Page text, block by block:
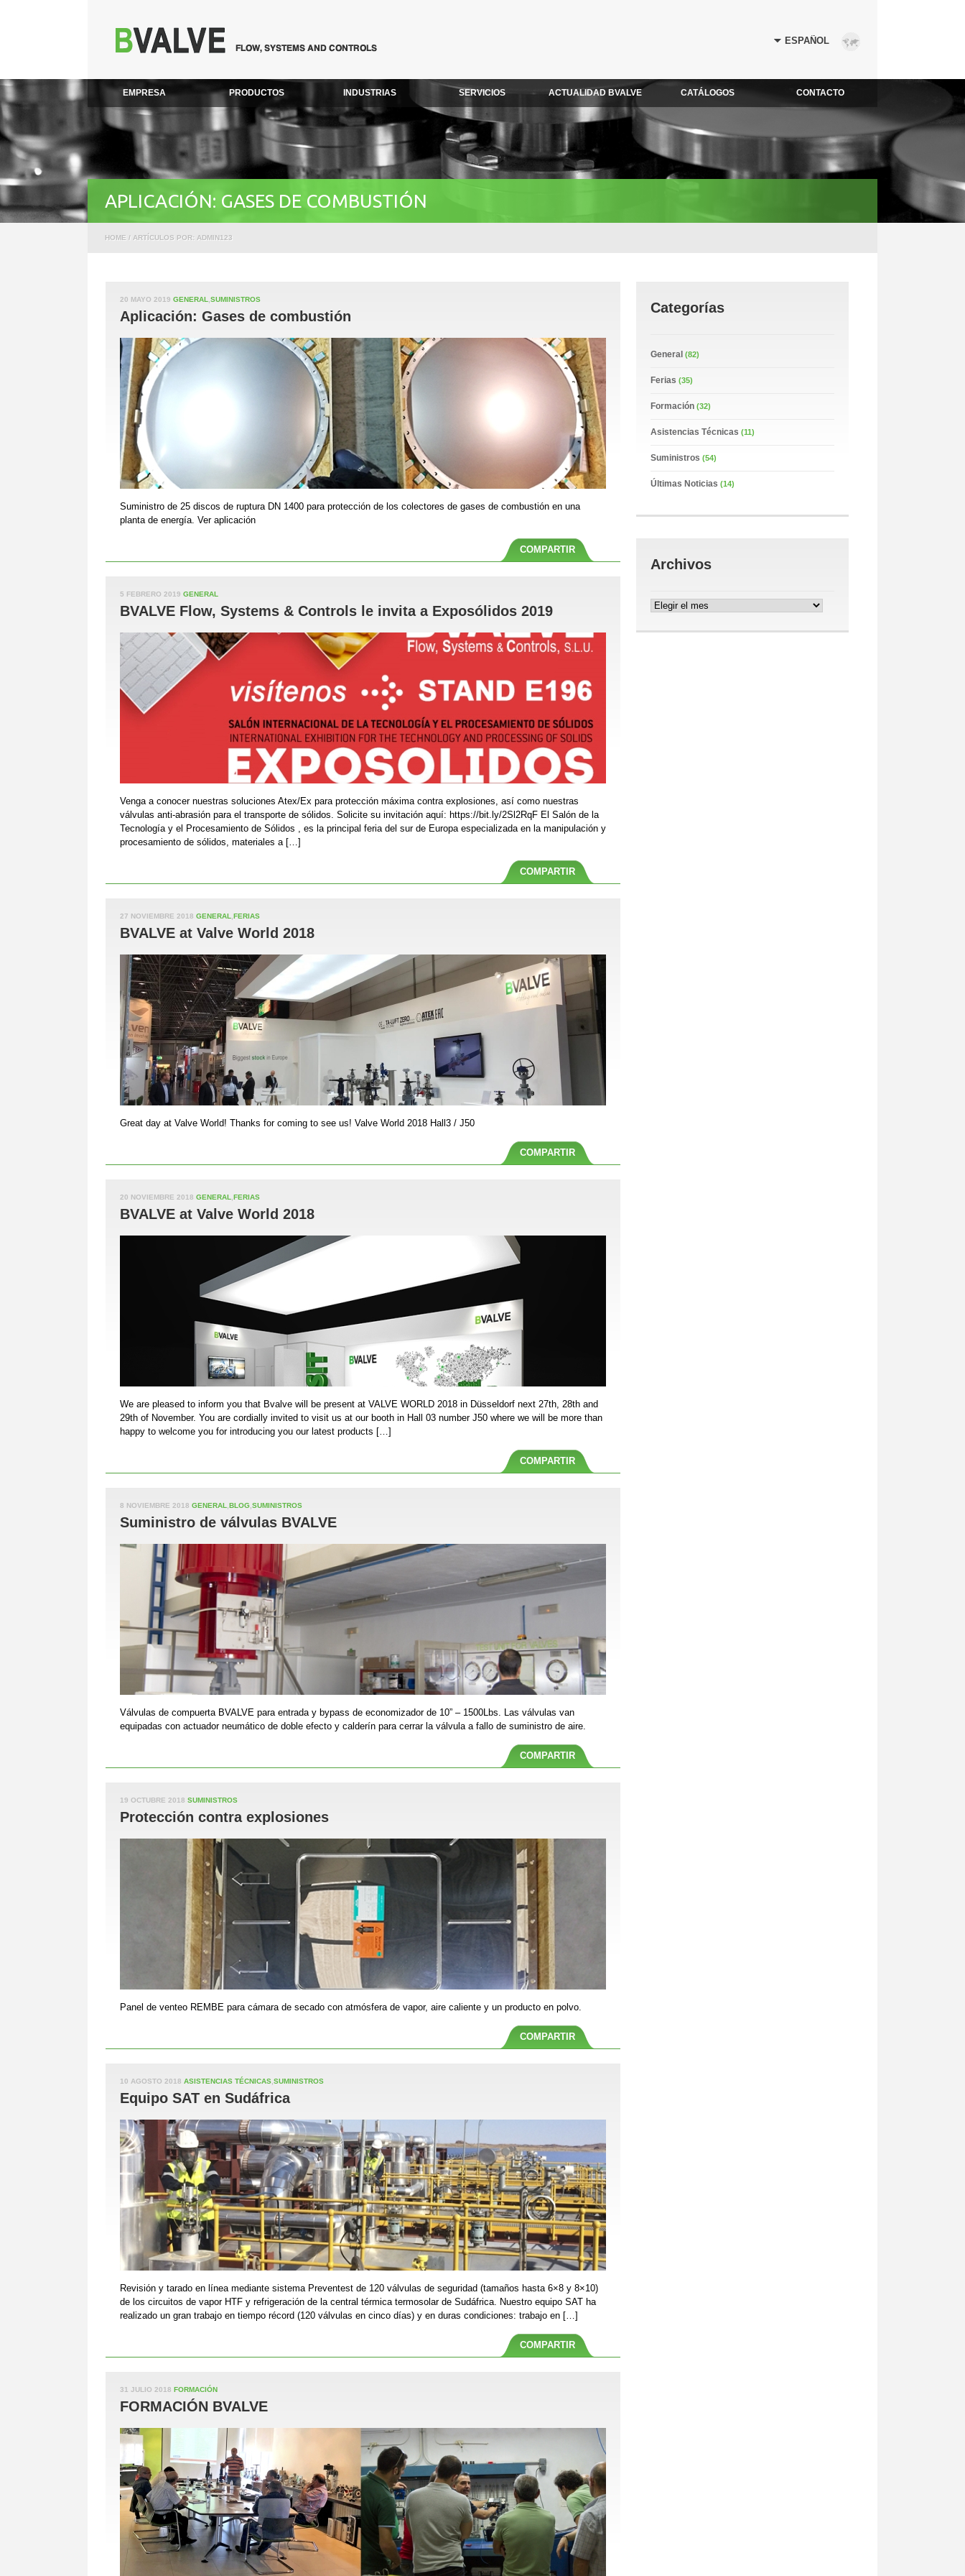
EMPRESA PRODUCTOS INDUSTRIAS SERVICIOS ACTUALIDAD BVALVE CATÁLOGOS CONTACTO
APLICACIÓN: GASES DE COMBUSTIÓN
HOME / ARTÍCULOS POR: ADMIN123
20 MAYO 2019 GENERAL SUMINISTROS
Aplicación: Gases de combustión
Suministro de 25 discos de ruptura DN 1400 para protección de los colectores de gases de combustión en una
planta de energía. Ver aplicación
COMPARTIR
5 FEBRERO 2019 GENERAL
BVALVE Flow, Systems & Controls le invita a Exposólidos 2019
Venga a conocer nuestras soluciones Atex/Ex para protección máxima contra explosiones, así como nuestras
válvulas anti-abrasión para el transporte de sólidos. Solicite su invitación aquí: https://bit.ly/2Sl2RqF El Salón de la
Tecnología y el Procesamiento de Sólidos , es la principal feria del sur de Europa especializada en la manipulación y
procesamiento de sólidos, materiales a […]
COMPARTIR
27 NOVIEMBRE 2018 GENERAL FERIAS
BVALVE at Valve World 2018
Great day at Valve World! Thanks for coming to see us! Valve World 2018 Hall3 / J50
COMPARTIR
20 NOVIEMBRE 2018 GENERAL FERIAS
BVALVE at Valve World 2018
We are pleased to inform you that Bvalve will be present at VALVE WORLD 2018 in Düsseldorf next 27th, 28th and
29th of November. You are cordially invited to visit us at our booth in Hall 03 number J50 where we will be more than
happy to welcome you for introducing you our latest products […]
COMPARTIR
8 NOVIEMBRE 2018 GENERAL BLOG SUMINISTROS
Suministro de válvulas BVALVE
Válvulas de compuerta BVALVE para entrada y bypass de economizador de 10” – 1500Lbs. Las válvulas van
equipadas con actuador neumático de doble efecto y calderín para cerrar la válvula a fallo de suministro de aire.
COMPARTIR
19 OCTUBRE 2018 SUMINISTROS
Protección contra explosiones
Panel de venteo REMBE para cámara de secado con atmósfera de vapor, aire caliente y un producto en polvo.
COMPARTIR
10 AGOSTO 2018 ASISTENCIAS TÉCNICAS SUMINISTROS
Equipo SAT en Sudáfrica
Revisión y tarado en línea mediante sistema Preventest de 120 válvulas de seguridad (tamaños hasta 6×8 y 8×10)
de los circuitos de vapor HTF y refrigeración de la central térmica termosolar de Sudáfrica. Nuestro equipo SAT ha
realizado un gran trabajo en tiempo récord (120 válvulas en cinco días) y en duras condiciones: trabajo en […]
COMPARTIR
31 JULIO 2018 FORMACIÓN
FORMACIÓN BVALVE
Categorías
General (82)
Ferias (35)
Formación (32)
Asistencias Técnicas (11)
Suministros (54)
Últimas Noticias (14)
Archivos
Archivos